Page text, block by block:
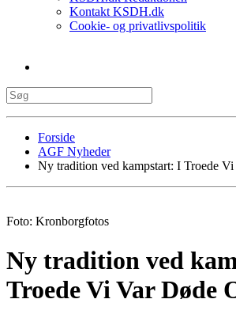
Kontakt KSDH.dk
Cookie- og privatlivspolitik
Forside
AGF Nyheder
Ny tradition ved kampstart: I Troede
Foto: Kronborgfotos
Ny tradition ved
Troede Vi Var Døde